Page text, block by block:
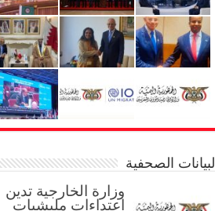
البيانات الصحفية
وزارة الخارجية تدين
اعتداءات مليشيات